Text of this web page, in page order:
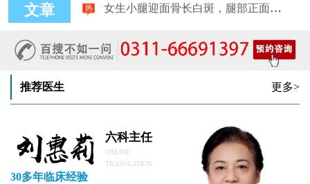
文章
女性脸颊边缘长淡色块边界模糊白斑是怎么回事
女生后腰中间长淡色斑腰部正中发白要紧吗
女性前臂浅色斑块日晒后白斑会更明显吗
推荐医生 更多>
六科主任
ONLINE
TRANSLATION
30多年临床经验